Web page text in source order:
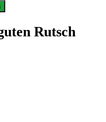
Rutsch